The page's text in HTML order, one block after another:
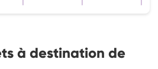
à destination de